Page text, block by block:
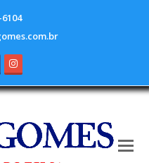
Facebook